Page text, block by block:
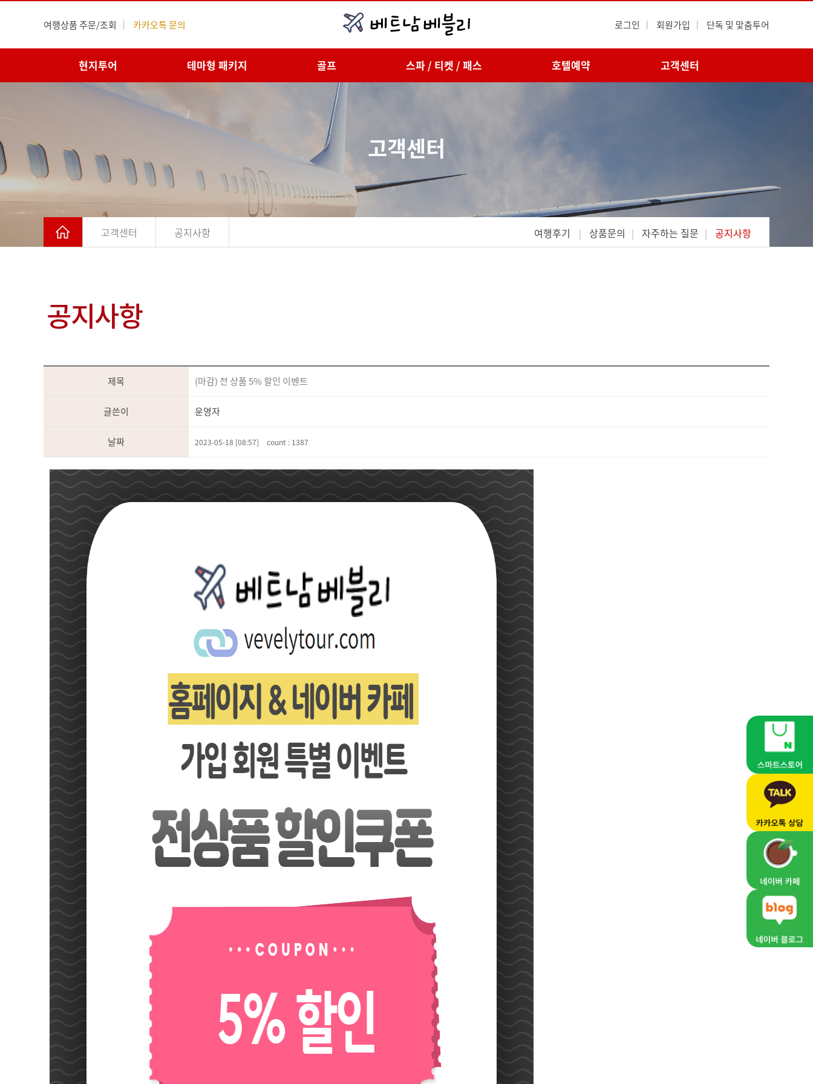
여행상품 주문/조회 | 카카오톡 문의 로그인 | 회원가입 | 단독 및 맟춤투어
현지투어 테마형 패키지 골프 스파 / 티켓 / 패스 호텔예약 고객센터
고객센터
공지사항
고객센터 공지사항 여행후기 | 상품문의 | 자주하는 질문 | 공지사항
제목 (마감) 전 상품 5% 할인 이벤트
글쓴이 운영자
날짜 2023-05-18 [08:57] count : 1387